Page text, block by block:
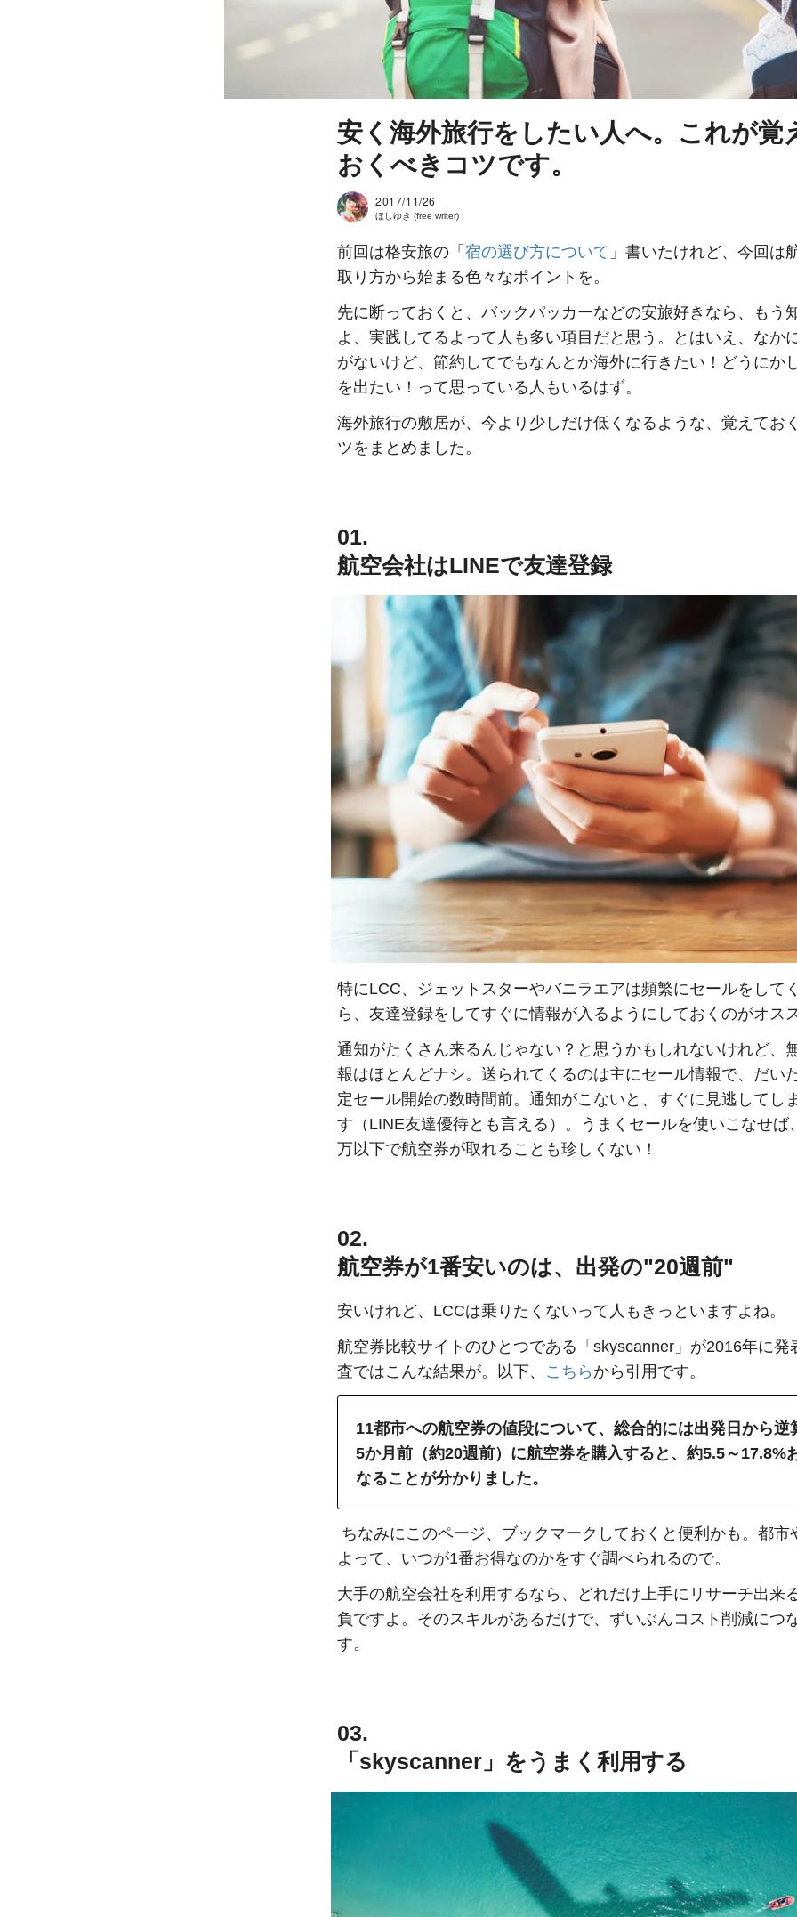
安く海外旅行をしたい人へ。これが覚
おくべきコツです。
2017/11/26
ほしゆき (free writer)
前回は格安旅の「 宿の選び方について 」書いたけれど、今回は
取り方から始まる色々なポイントを。
先に断っておくと、バックパッカーなどの安旅好きなら、もう
よ、実践してるよって人も多い項目だと思う。とはいえ、なか
がないけど、節約してでもなんとか海外に行きたい！どうにか
を出たい！って思っている人もいるはず。
海外旅行の敷居が、今より少しだけ低くなるような、覚えてお
ツをまとめました。
01.
航空会社はLINEで友達登録
特にLCC、ジェットスターやバニラエアは頻繁にセールをして
ら、友達登録をしてすぐに情報が入るようにしておくのがオス
通知がたくさん来るんじゃない？と思うかもしれないけれど、
報はほとんどナシ。送られてくるのは主にセール情報で、だい
定セール開始の数時間前。通知がこないと、すぐに見逃してし
す（LINE友達優待とも言える）。うまくセールを使いこなせば
万以下で航空券が取れることも珍しくない！
02.
航空券が1番安いのは、出発の"20週前"
安いけれど、LCCは乗りたくないって人もきっといますよね。
航空券比較サイトのひとつである「skyscanner」が2016年に発
査ではこんな結果が。以下、 こちらから引用です。
11都市への航空券の値段について、総合的には出発日から逆
5か月前（約20週前）に航空券を購入すると、約5.5～17.8%
なることが分かりました。
ちなみにこのページ、ブックマークしておくと便利かも。都市
よって、いつが1番お得なのかをすぐ調べられるので。
大手の航空会社を利用するなら、どれだけ上手にリサーチ出来
負ですよ。そのスキルがあるだけで、ずいぶんコスト削減につ
す。
03.
「skyscanner」をうまく利用する